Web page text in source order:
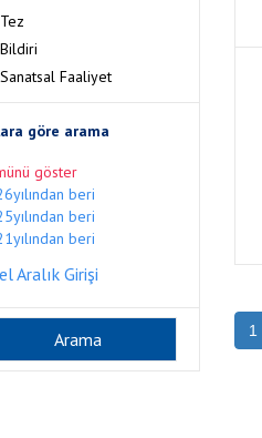
Tez
Bildiri
Sanatsal Faaliyet
göre arama
göster
beri
beri
beri
Aralık Girişi
1